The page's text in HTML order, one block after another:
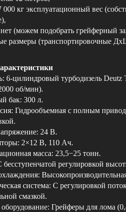
000 кг эксплуатационный вес
(можем подобрать грейферный
размеры (транспортировочные
6-цилиндровый турбодизель
об/мин).
бак: 300 л.
Гидрообъемная с полным
24 В.
2×12 В, 110 Ач.
масса: 23,5−25 тонн.
регулировкой
система: С регулировкой
смазкой.
Грейферы для лома